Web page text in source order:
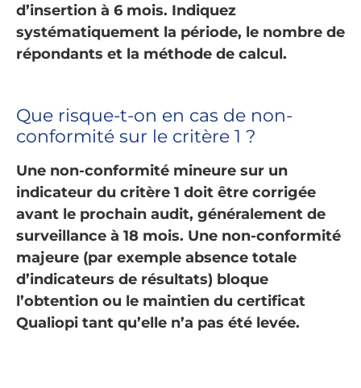
d’insertion à 6 mois. Indiquez
systématiquement la période, le nombre de
répondants et la méthode de calcul.
Que risque-t-on en cas de non-
conformité sur le critère 1 ?
Une non-conformité mineure sur un
indicateur du critère 1 doit être corrigée
avant le prochain audit, généralement de
surveillance à 18 mois. Une non-conformité
majeure (par exemple absence totale
d’indicateurs de résultats) bloque
l’obtention ou le maintien du certificat
Qualiopi tant qu’elle n’a pas été levée.